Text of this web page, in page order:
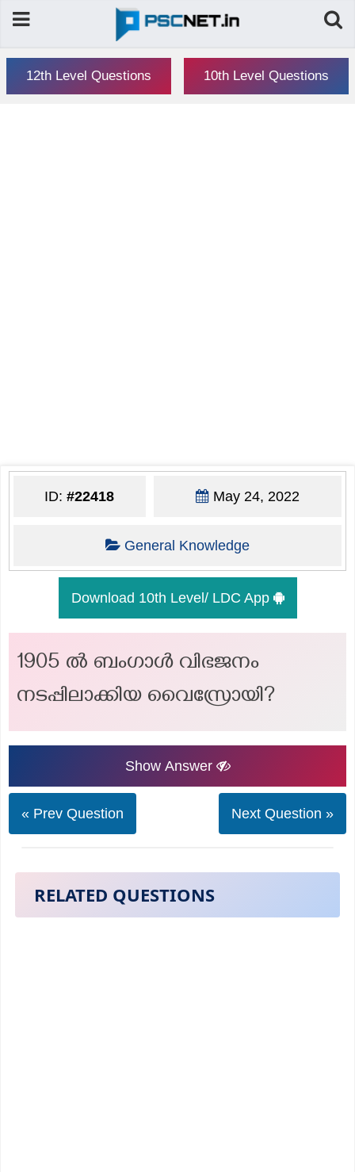
12th Level Questions 10th Level Questions
ID:#22418 May 24, 2022
General Knowledge
Download 10th Level/ LDC App
1905 ൽ ബംഗാൾ വിഭജനം
നടപ്പിലാക്കിയ വൈസ്രോയി?
Show Answer
« Prev Question Next Question »
RELATED QUESTIONS